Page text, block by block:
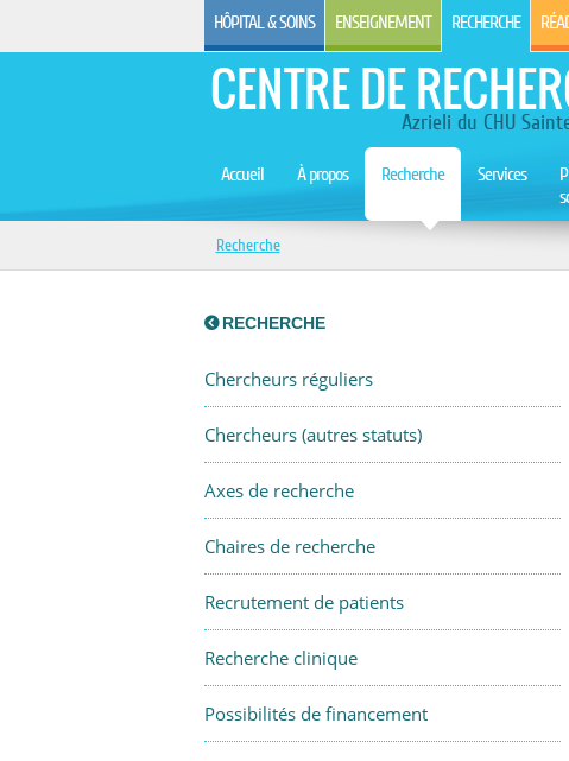
HÔPITAL & SOINS ENSEIGNEMENT RECHERCHE
CENTRE DEAzrieli du CHU
Accueil À propos Recherche Services
Recherche
RECHERCHE
Chercheurs réguliers
Chercheurs (autres statuts)
Axes de recherche
Chaires de recherche
Recrutement de patients
Recherche clinique
Possibilités de financement